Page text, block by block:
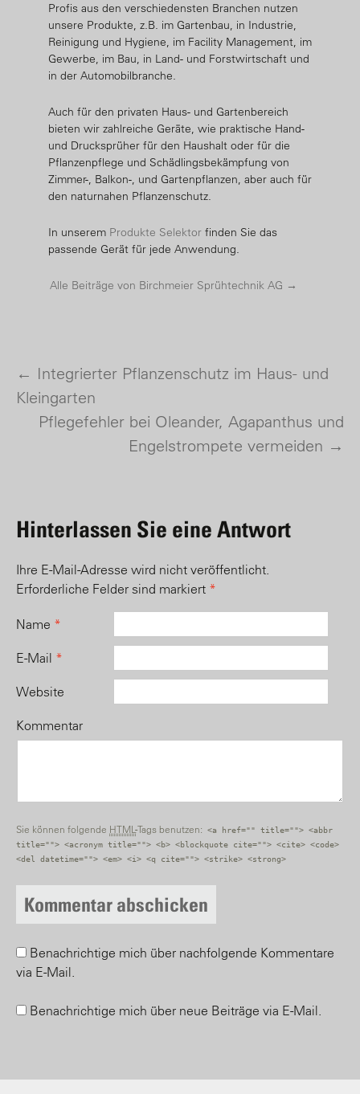
Profis aus den verschiedensten Branchen nutzen
unsere Produkte, z.B. im Gartenbau, in Industrie,
Reinigung und Hygiene, im Facility Management, im
Gewerbe, im Bau, in Land- und Forstwirtschaft und
in der Automobilbranche.
Auch für den privaten Haus- und Gartenbereich
bieten wir zahlreiche Geräte, wie praktische Hand-
und Drucksprüher für den Haushalt oder für die
Pflanzenpflege und Schädlingsbekämpfung von
Zimmer-, Balkon-, und Gartenpflanzen, aber auch für
den naturnahen Pflanzenschutz.
In unserem Produkte Selektor finden Sie das
passende Gerät für jede Anwendung.
Alle Beiträge von Birchmeier Sprühtechnik AG →
Post navigation
← Integrierter Pflanzenschutz im Haus- und
Kleingarten
Pflegefehler bei Oleander, Agapanthus und
Engelstrompete vermeiden →
Hinterlassen Sie eine Antwort
Ihre E-Mail-Adresse wird nicht veröffentlicht.
Erforderliche Felder sind markiert *
Name *
E-Mail *
Website
Kommentar
Sie können folgende HTML-Tags benutzen:
<a href="" title=""> <abbr
title=""> <acronym title=""> <b> <blockquote cite=""> <cite> <code>
<del datetime=""> <em> <i> <q cite=""> <strike> <strong>
Benachrichtige mich über nachfolgende Kommentare
via E-Mail.
Benachrichtige mich über neue Beiträge via E-Mail.